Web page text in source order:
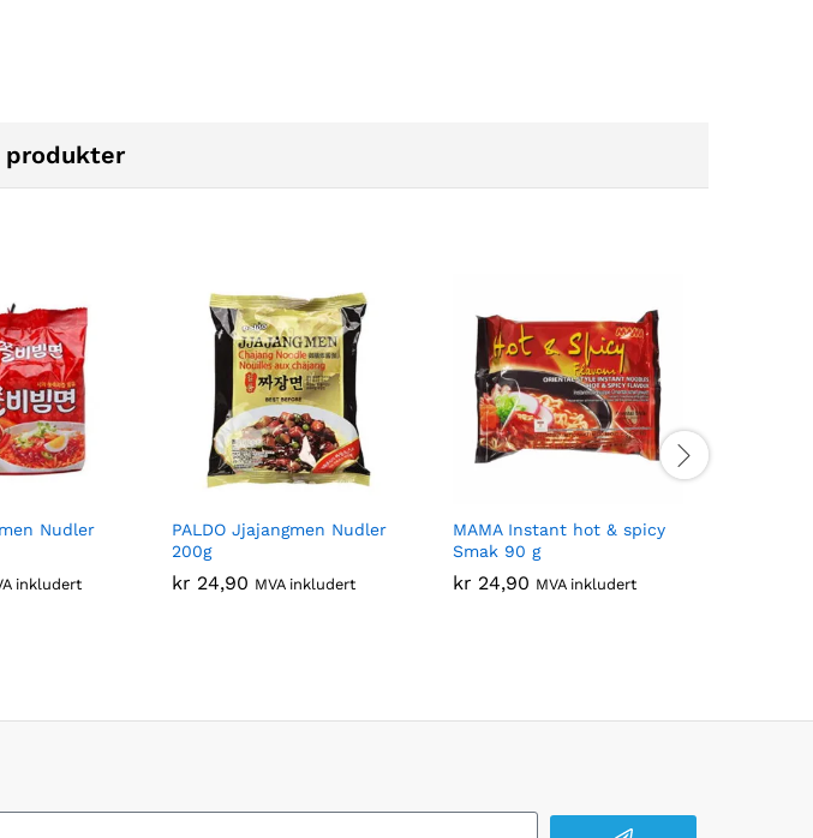
produkter
Nudler
inkludert
PALDO Jjajangmen Nudler
200g
kr 24,90 MVA inkludert
MAMA Instant hot & spicy
Smak 90 g
kr 24,90 MVA inkludert